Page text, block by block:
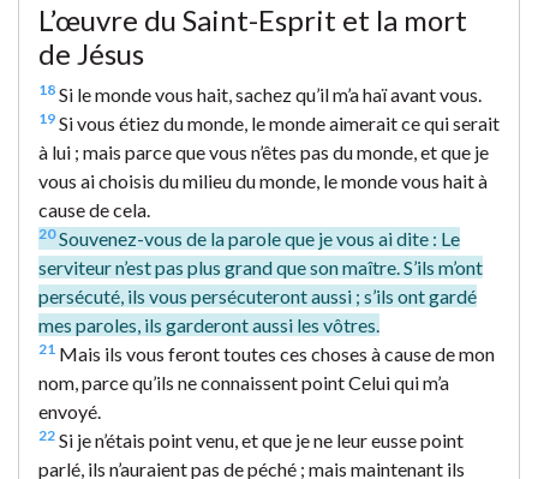
L’œuvre du Saint-Esprit et la mort
de Jésus
18 Si le monde vous hait, sachez qu’il m’a haï avant vous.
19 Si vous étiez du monde, le monde aimerait ce qui serait
à lui ; mais parce que vous n’êtes pas du monde, et que je
vous ai choisis du milieu du monde, le monde vous hait à
cause de cela.
20Souvenez-vous de la parole que je vous ai dite : Le
serviteur n’est pas plus grand que son maître. S’ils m’ont
persécuté, ils vous persécuteront aussi ; s’ils ont gardé
mes paroles, ils garderont aussi les vôtres.
21 Mais ils vous feront toutes ces choses à cause de mon
nom, parce qu’ils ne connaissent point Celui qui m’a
envoyé.
22 Si je n’étais point venu, et que je ne leur eusse point
parlé, ils n’auraient pas de péché ; mais maintenant ils